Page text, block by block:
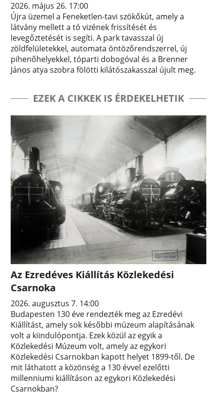
2026. május 26. 17:00
Újra üzemel a Feneketlen-tavi szökőkút, amely a
látvány mellett a tó vizének frissítését és
levegőztetését is segíti. A park tavasszal új
zöldfelületekkel, automata öntözőrendszerrel, új
pihenőhelyekkel, tóparti dobogóval és a Brenner
János atya szobra fölötti kilátószakasszal újult meg.
EZEK A CIKKEK IS ÉRDEKELHETIK
Az Ezredéves Kiállítás Közlekedési
Csarnoka
2026. augusztus 7. 14:00
Budapesten 130 éve rendezték meg az Ezredévi
Kiállítást, amely sok későbbi múzeum alapításának
volt a kiindulópontja. Ezek közül az egyik a
Közlekedési Múzeum volt, amely az egykori
Közlekedési Csarnokban kapott helyet 1899-től. De
mit láthatott a közönség a 130 évvel ezelőtti
millenniumi kiállításon az egykori Közlekedési
Csarnokban?